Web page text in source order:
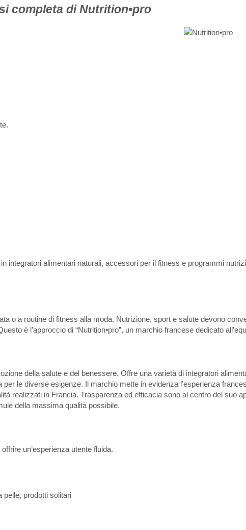
completa di Nutrition•pro
integratori alimentari naturali, accessori per il fitness e programmi
o a routine di fitness alla moda. Nutrizione, sport e salute devono
è l’approccio di “Nutrition•pro”, un marchio francese dedicato
della salute e del benessere. Offre una varietà di integratori
le diverse esigenze. Il marchio mette in evidenza l’esperienza
realizzati in Francia. Trasparenza ed efficacia sono al centro del suo
della massima qualità possibile.
un’esperienza utente fluida.
pelle, prodotti solitari